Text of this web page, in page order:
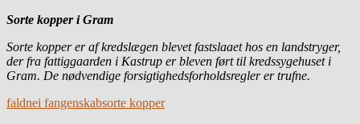
Sorte kopper i Gram
Sorte kopper er af kredslægen blevet fastslaaet hos en landstryger,
der fra fattiggaarden i Kastrup er bleven ført til kredssygehuset i
Gram. De nødvendige forsigtighedsforholdsregler er trufne.
faldnei fangenskabsorte kopper